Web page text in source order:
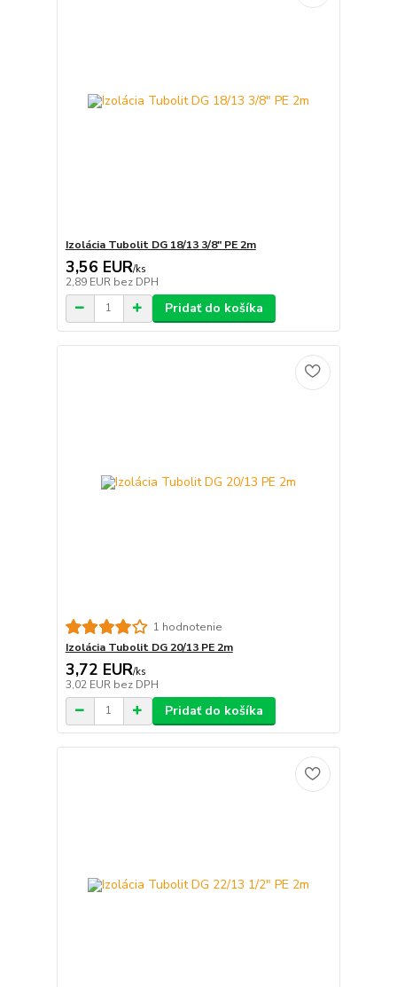
Izolácia Tubolit DG 18/13 3/8" PE 2m
3,56 EUR/ks
2,89 EUR bez DPH
Pridať do košíka
1 hodnotenie
Izolácia Tubolit DG 20/13 PE 2m
3,72 EUR/ks
3,02 EUR bez DPH
Pridať do košíka